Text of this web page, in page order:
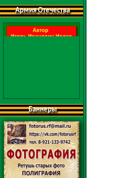
Армия Отечества
Баннеры